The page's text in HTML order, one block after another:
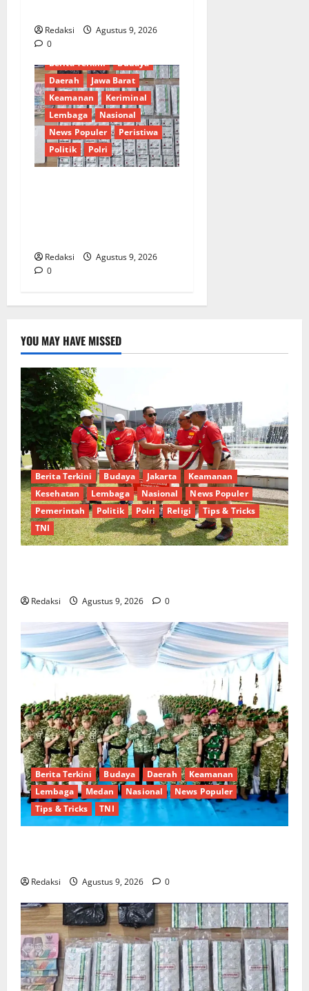
Redaksi
Agustus 9, 2026
0
Berita Terkini
Budaya
Daerah
Jawa Barat
Keamanan
Keriminal
Lembaga
Nasional
News Populer
Peristiwa
Politik
Polri
Redaksi
Agustus 9, 2026
0
YOU MAY HAVE MISSED
Berita Terkini Budaya Jakarta
Keamanan
Kesehatan
Lembaga Nasional
News Populer
Pemerintah
Politik Polri Religi
Tips & Tricks
TNI
Redaksi Agustus 9, 2026 0
Berita Terkini Budaya Daerah
Keamanan
Lembaga
Medan Nasional
News Populer
Tips & Tricks
TNI
Redaksi Agustus 9, 2026 0